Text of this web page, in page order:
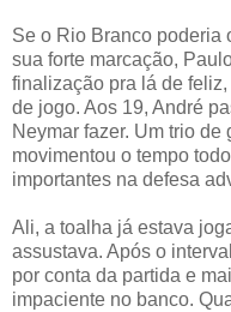
Se o Rio Branco poderia
sua forte marcação,
finalização pra lá de
de jogo. Aos 19, André
Neymar fazer. Um trio
movimentou o tempo
importantes na defesa
Ali, a toalha já estava
assustava. Após o
por conta da partida e
impaciente no banco.